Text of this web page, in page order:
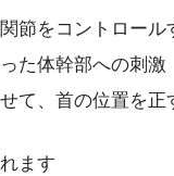
節をコントロー
た体幹部への刺激
て、首の位置を正
ます